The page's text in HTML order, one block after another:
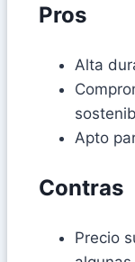
Pros
Alta
Apto
Contras
Precio